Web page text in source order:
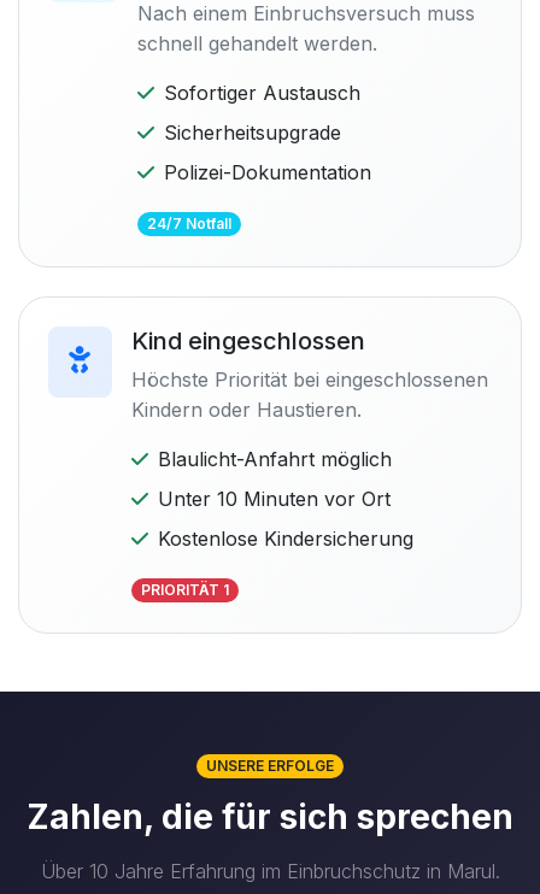
Nach einem Einbruchsversuch muss
schnell gehandelt werden.
Sofortiger Austausch
Sicherheitsupgrade
Polizei-Dokumentation
24/7 Notfall
Kind eingeschlossen
Höchste Priorität bei eingeschlossenen
Kindern oder Haustieren.
Blaulicht-Anfahrt möglich
Unter 10 Minuten vor Ort
Kostenlose Kindersicherung
PRIORITÄT 1
UNSERE ERFOLGE
Zahlen, die für sich sprechen
Über 10 Jahre Erfahrung im Einbruchschutz in Marul.